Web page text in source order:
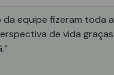
equipe fizeram toda
de vida